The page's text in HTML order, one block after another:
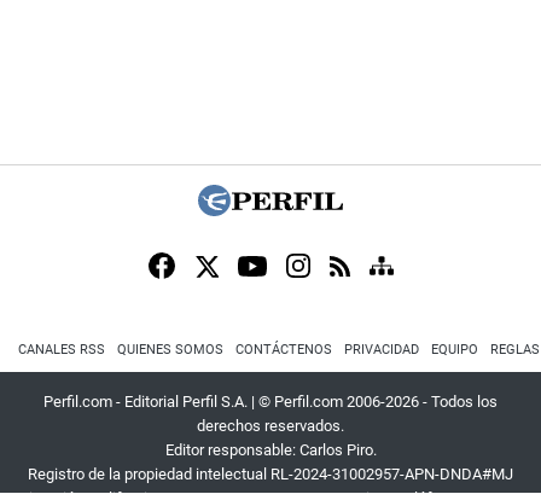
CANALES RSS QUIENES SOMOS CONTÁCTENOS PRIVACIDAD EQUIPO
Perfil.com - Editorial Perfil S.A. | © Perfil.com 2006-2026 - Todos los
derechos reservados.
Editor responsable: Carlos Piro.
Registro de la propiedad intelectual RL-2024-31002957-APN-DNDA#MJ